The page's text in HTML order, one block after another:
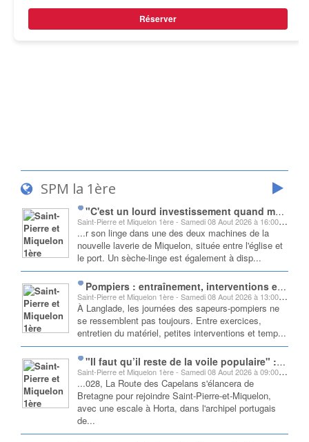
Réserver
SPM la 1ère
"C'est un lourd investissement quand même" : ouverture de la laverie municipale à Miquelon-Langlade
Saint-Pierre et Miquelon 1ère - Samedi 08 Aout 2026 à 16:00:01
...r son linge dans une des deux machines de la
nouvelle laverie de Miquelon, située entre l'église et
le port. Un sèche-linge est également à disp...
Pompiers : entraînement, interventions et transmission, dans les coulisses d'une journée à Langlade
Saint-Pierre et Miquelon 1ère - Samedi 08 Aout 2026 à 13:00:02
À Langlade, les journées des sapeurs-pompiers ne
se ressemblent pas toujours. Entre exercices,
entretien du matériel, petites interventions et temp...
"Il faut qu’il reste de la voile populaire" : cette transatlantique de plus de 4 000 km mise sur la solidarité plutôt que la compétition
Saint-Pierre et Miquelon 1ère - Samedi 08 Aout 2026 à 09:00:02
...028, La Route des Capelans s'élancera de
Bretagne pour rejoindre Saint-Pierre-et-Miquelon,
avec une escale à Horta, dans l'archipel portugais
de...